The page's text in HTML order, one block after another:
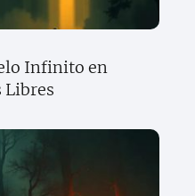
Infinito en
Libres